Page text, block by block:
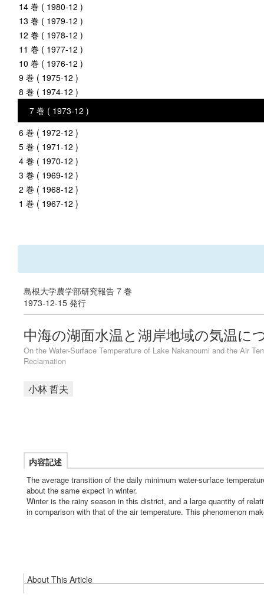
14 巻 ( 1980-12 )
13 巻 ( 1979-12 )
12 巻 ( 1978-12 )
11 巻 ( 1977-12 )
10 巻 ( 1976-12 )
9 巻 ( 1975-12 )
8 巻 ( 1974-12 )
7 巻 ( 1973-12 )
6 巻 ( 1972-12 )
5 巻 ( 1971-12 )
4 巻 ( 1970-12 )
3 巻 ( 1969-12 )
2 巻 ( 1968-12 )
1 巻 ( 1967-12 )
島根大学農学部研究報告 7 巻
1973-12-15 発行
中海の湖面水温と湖岸地域の気温に
On the Water-Surface Temperature of Lake Nakanoumi and the Air
Reclamation
小林 哲夫
内容記述
The average transition of the daily minimum water-surface
about the same expect in winter.
Winter is the rainy season in this district, and a large quantity of
in comparison with that of the air temperature. This phenomenon
About This Article